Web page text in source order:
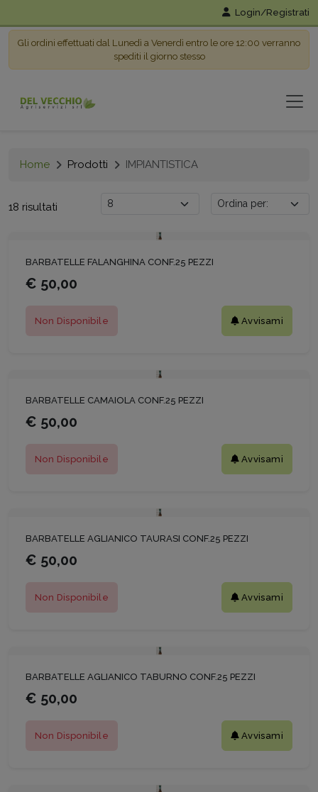
Login/Registrati
Gli ordini effettuati dal Lunedì a Venerdì entro le ore 12:00 verranno
spediti il giorno stesso
Home Prodotti IMPIANTISTICA
18 risultati
BARBATELLE FALANGHINA CONF.25 PEZZI
€ 50,00
Non Disponibile Avvisami
BARBATELLE CAMAIOLA CONF.25 PEZZI
€ 50,00
Non Disponibile Avvisami
BARBATELLE AGLIANICO TAURASI CONF.25 PEZZI
€ 50,00
Non Disponibile Avvisami
BARBATELLE AGLIANICO TABURNO CONF.25 PEZZI
€ 50,00
Non Disponibile Avvisami